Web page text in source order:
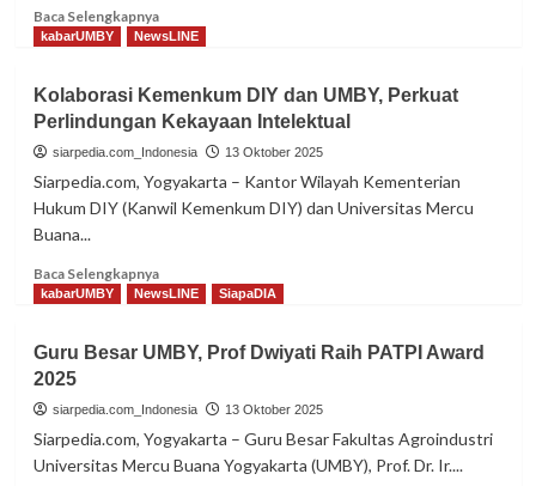
Challenge
Baca SelengkapnyaRead
more
UMBY
Ini
Dorong
Pemberdayaan
Ekonomi
Warga
kabarUMBY NewsLINE
Kolaborasi Kemenkum DIY dan UMBY, Perkuat
Perlindungan Kekayaan Intelektual
siarpedia.com_Indonesia 13 Oktober 2025
Siarpedia.com, Yogyakarta – Kantor Wilayah Kementerian
Hukum DIY (Kanwil Kemenkum DIY) dan Universitas Mercu
Buana...
Baca SelengkapnyaRead
more
Kemenkum
dan
UMBY,
Perkuat
Perlindungan
kabarUMBY NewsLINE SiapaDIA
Guru Besar UMBY, Prof Dwiyati Raih PATPI Award
2025
siarpedia.com_Indonesia 13 Oktober 2025
Siarpedia.com, Yogyakarta – Guru Besar Fakultas Agroindustri
Universitas Mercu Buana Yogyakarta (UMBY), Prof. Dr. Ir....